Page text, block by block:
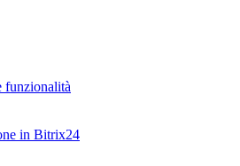
funzionalità
in Bitrix24